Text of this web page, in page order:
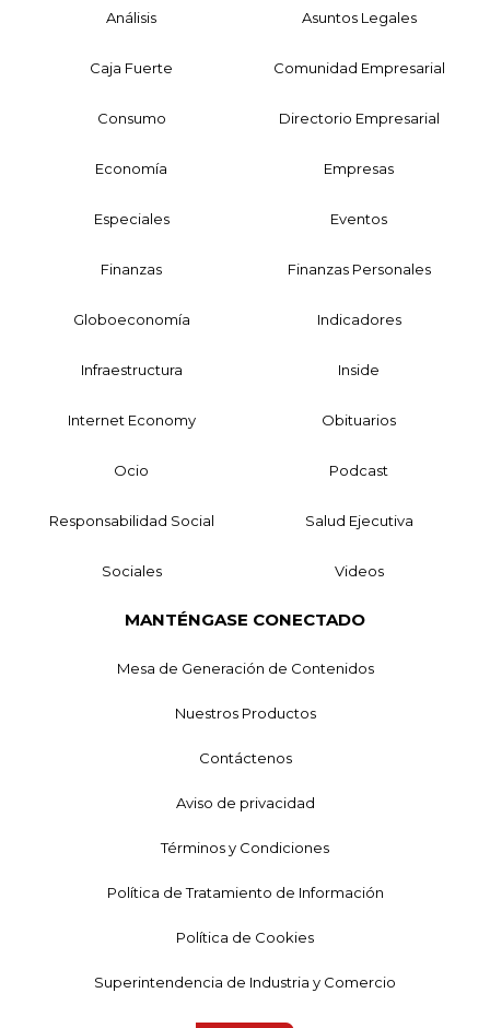
Análisis Asuntos Legales
Caja Fuerte Comunidad Empresarial
Consumo Directorio Empresarial
Economía Empresas
Especiales Eventos
Finanzas Finanzas Personales
Globoeconomía Indicadores
Infraestructura Inside
Internet Economy Obituarios
Ocio Podcast
Responsabilidad Social Salud Ejecutiva
Sociales Videos
MANTÉNGASE CONECTADO
Mesa de Generación de Contenidos
Nuestros Productos
Contáctenos
Aviso de privacidad
Términos y Condiciones
Política de Tratamiento de Información
Política de Cookies
Superintendencia de Industria y Comercio